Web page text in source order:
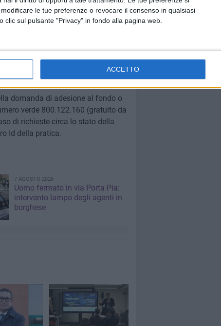
le tue preferenze o revocare il consenso in qualsiasi
sul pulsante "Privacy" in fondo alla pagina web.
ACCETTO
di cibo.
del 90% degli acquisti effettuati.
del contributo concesso.
domanda di adesione al fondo o
verde ‪800.122.160‬ (gratuito da
di richieste circa lo stato della
Id della pratica.
7 AGOSTO 2026
Uomo fermato in via Porta Pia:
intervento lampo degli agenti in
borghese